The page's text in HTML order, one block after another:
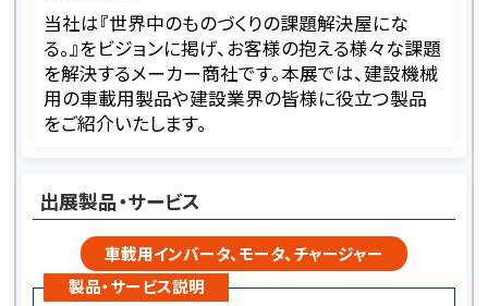
当社は『世界中のものづくりの課題解決屋にな
る。』をビジョンに掲げ、お客様の抱える様々な課題
を解決するメーカー商社です。本展では、建設機械
用の車載用製品や建設業界の皆様に役立つ製品
をご紹介いたします。
出展製品・サービス
車載用インバータ、モータ、チャージャー
製品・サービス説明